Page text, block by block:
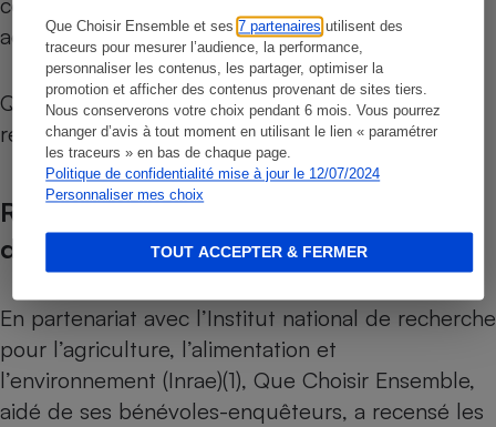
Que Choisir Ensemble et ses7 partenaires utilisent des
traceurs pour mesurer l’audience, la performance,
personnaliser les contenus, les partager, optimiser la
promotion et afficher des contenus provenant de sites tiers.
Nous conserverons votre choix pendant 6 mois. Vous pourrez
changer d’avis à tout moment en utilisant le lien « paramétrer
les traceurs » en bas de chaque page.
Politique de confidentialité mise à jour le 12/07/2024
Personnaliser mes choix
TOUT ACCEPTER & FERMER
acteurs de la distribution.
Que Choisir Ensemble ne perçoit aucune
rémunération des professionnels du secteur.
Recensement et critères de sélection
des magasins
En partenariat avec l’Institut national de recherche
pour l’agriculture, l’alimentation et
l’environnement (Inrae)(1), Que Choisir Ensemble,
aidé de ses bénévoles-enquêteurs, a recensé les